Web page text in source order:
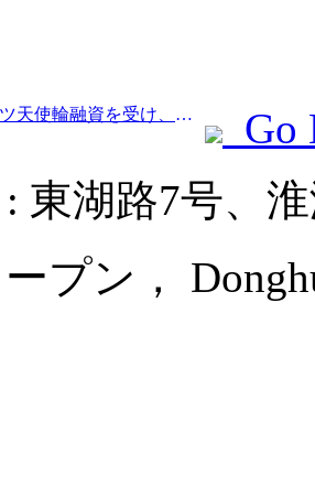
Prev:華視スポーツ天使輪融資を受け、ホテル業のデジタルアップグレードをリード
Go
東湖路7号、
プン，